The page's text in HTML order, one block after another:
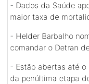
- Dados da Saúde
maior taxa de
- Helder Barbalho
comandar o Detran
- Estão abertas até
da penúltima etapa